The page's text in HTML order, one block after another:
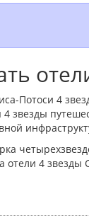
Потоси 4
4 звезды
отели 4